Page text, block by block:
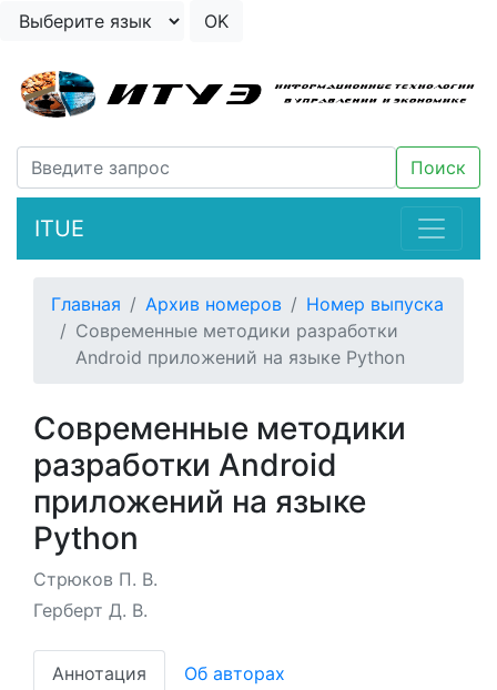
ITUE
Главная Архив номеров
Номер выпуска
Современные методики разработки
Android приложений на языке Python
Современные методики
разработки Android
приложений на языке
Python
Стрюков П. В.
Герберт Д. В.
Аннотация Об авторах